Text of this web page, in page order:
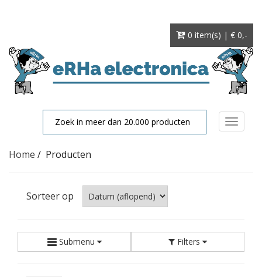
0 item(s) | € 0,-
Toggle
Home / Producten
Sorteer op
Submenu Filters